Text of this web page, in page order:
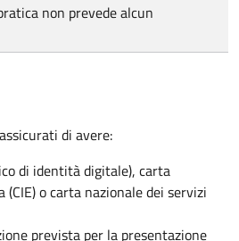
non prevede alcun
di avere:
di identità digitale), carta
o carta nazionale dei servizi
prevista per la presentazione